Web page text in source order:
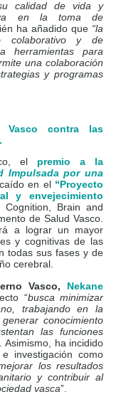
calidad de vida y
en la toma de
ha añadido que “la
colaborativo y de
herramientas para
una colaboración
y programas
Vasco contra las
el premio a la
Impulsada por una
en el “Proyecto
y envejecimiento
Cognition, Brain and
de Salud Vasco.
a lograr un mayor
y cognitivas de las
todas sus fases y de
cerebral.
Vasco, Nekane
“busca minimizar
trabajando en la
conocimiento
las funciones
Asimismo, ha incidido
investigación como
los resultados
y contribuir al
vasca”.